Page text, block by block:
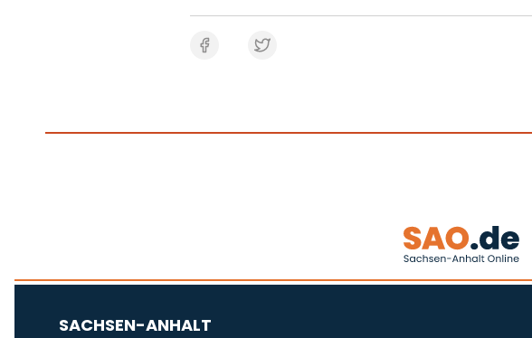
SACHSEN-ANHALT